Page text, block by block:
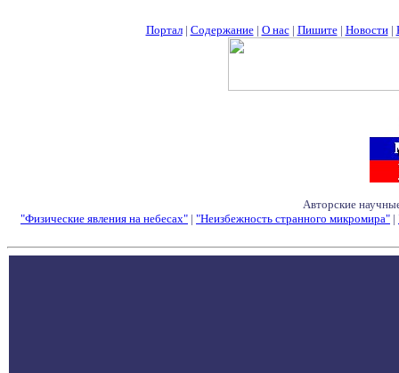
Портал| Содержание| О нас| Пишите| Новости|
Авторские
"Физические явления на небесах" | "Неизбежность странного микромира" |